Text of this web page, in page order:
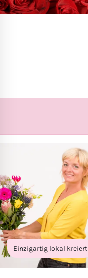
Einzigartig lokal kreiert